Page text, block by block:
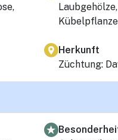
Herkunft
Züchtung: